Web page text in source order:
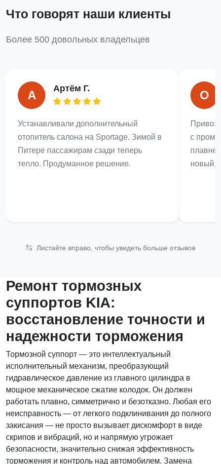
Что говорят наши клиенты
Более 500 довольных владельцев
А
Артём Г.
Устанавливали дополнительный
отопитель салона на Sportage. Зимой в
Питере пассажирам сзади теперь
тепло. Продуманное решение.
О
с
новый.
Листайте вправо, чтобы увидеть больше отзывов
Ремонт тормозных
суппортов KIA:
восстановление точности и
надежности торможения
Тормозной суппорт — это интеллектуальный
исполнительный механизм, преобразующий
гидравлическое давление из главного цилиндра в
мощное механическое сжатие колодок. Он должен
работать плавно, симметрично и безотказно. Любая его
неисправность — от легкого подклинивания до полного
закисания — не просто вызывает дискомфорт в виде
скрипов и вибраций, но и напрямую угрожает
безопасности, значительно снижая эффективность
торможения и контроль над автомобилем. Замена